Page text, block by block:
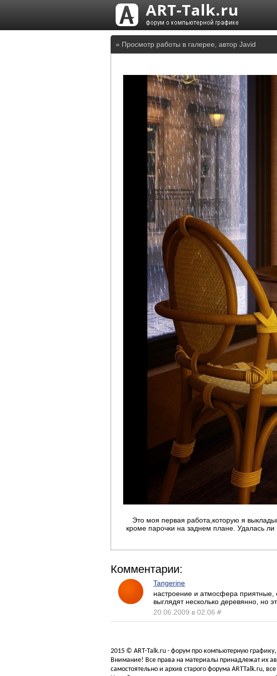
» Просмотр работы в галерее, автор Javid
Это моя первая работа,которую я
кроме парочки на заднем плане. Удалась
Комментарии:
Tangerine
настроение и атмосфера приятные,
выглядят несколько деревянно, но
20.06.2009 в 02:06 #
2015 © ART-Talk.ru - форум про компьютерную
Внимание! Все права на материалы принадлежат их
самостоятельно и архив старого форума ARTTalk.ru,